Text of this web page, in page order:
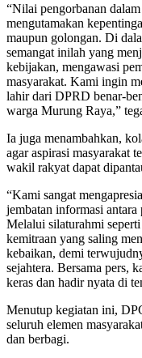
“Nilai pengorbanan
mengutamakan
maupun golongan. Di
semangat inilah yang
kebijakan, mengawasi
masyarakat. Kami ingin
lahir dari DPRD benar-
warga Murung Raya,”
Ia juga menambahkan,
agar aspirasi masyarakat
wakil rakyat dapat
“Kami sangat
jembatan informasi antara
Melalui silaturahmi
kemitraan yang saling
kebaikan, demi
sejahtera. Bersama pers,
keras dan hadir nyata di
Menutup kegiatan ini,
seluruh elemen
dan berbagi.